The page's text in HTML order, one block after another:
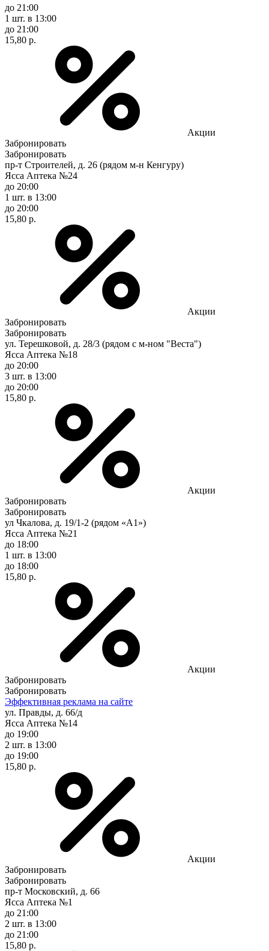
до 21:00
1 шт. в 13:00
до 21:00
15,80 р.
Акции
Забронировать
Забронировать
пр-т Строителей, д. 26 (рядом м-н Кенгуру)
Ясса Аптека №24
до 20:00
1 шт. в 13:00
до 20:00
15,80 р.
Акции
Забронировать
Забронировать
ул. Терешковой, д. 28/3 (рядом с м-ном "Веста")
Ясса Аптека №18
до 20:00
3 шт. в 13:00
до 20:00
15,80 р.
Акции
Забронировать
Забронировать
ул Чкалова, д. 19/1-2 (рядом «А1»)
Ясса Аптека №21
до 18:00
1 шт. в 13:00
до 18:00
15,80 р.
Акции
Забронировать
Забронировать
Эффективная реклама на сайте
ул. Правды, д. 66/д
Ясса Аптека №14
до 19:00
2 шт. в 13:00
до 19:00
15,80 р.
Акции
Забронировать
Забронировать
пр-т Московский, д. 66
Ясса Аптека №1
до 21:00
2 шт. в 13:00
до 21:00
15,80 р.